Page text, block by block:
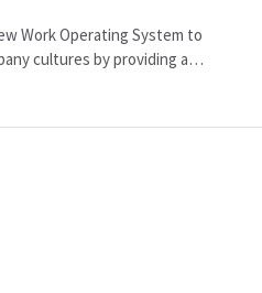
Work Operating System to
cultures by providing a
much more yet to come.